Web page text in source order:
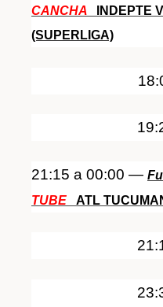
CANCHA
INDEPTE
(SUPERLIGA)
19:20 A
21:15 a 00:00 —
TUBE ATL
21:15 A
23:30 a